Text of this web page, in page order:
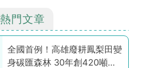
熱門文章
全國首例！高雄廢耕鳳梨田變
身碳匯森林 30年創420噸碳